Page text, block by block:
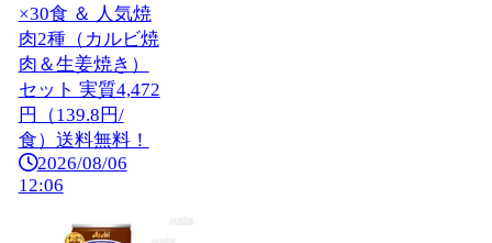
×30食 ＆ 人気焼
肉2種（カルビ焼
肉＆生姜焼き）
セット 実質4,472
円（139.8円/
食）送料無料！
2026/08/06
12:06